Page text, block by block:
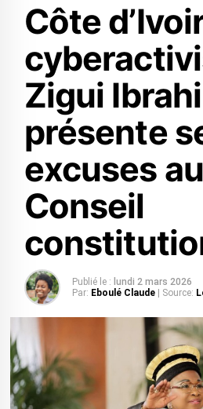
Côte
Zigui
présente
excuses au
Conseil
Publié le : lundi 2 mars 2026
Par: Eboulé Claude | Source: